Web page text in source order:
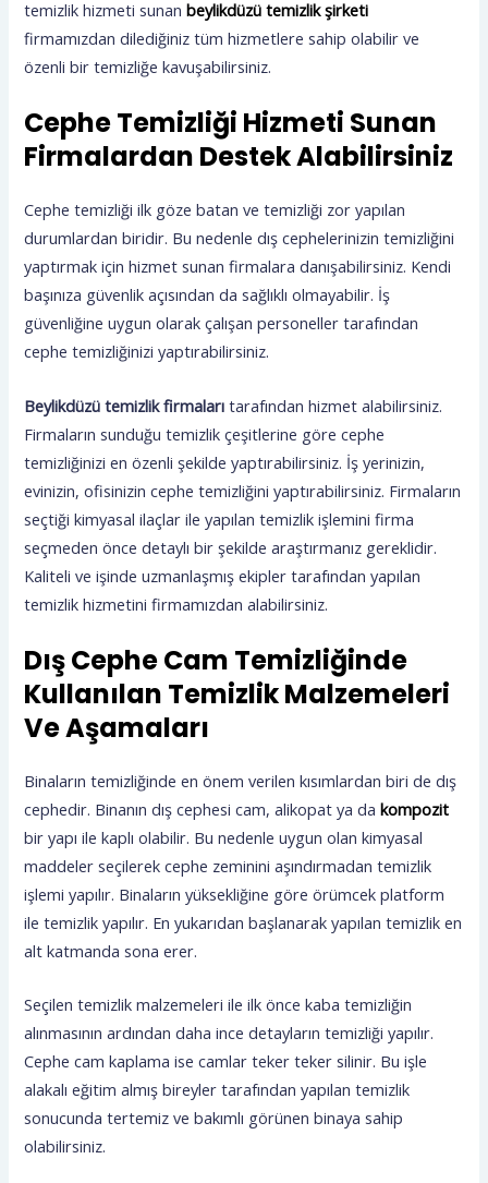
temizlik hizmeti sunanbeylikdüzü temizlik şirketi
firmamızdan dilediğiniz tüm hizmetlere sahip olabilir ve
özenli bir temizliğe kavuşabilirsiniz.
Cephe Temizliği Hizmeti Sunan
Firmalardan Destek Alabilirsiniz
Cephe temizliği ilk göze batan ve temizliği zor yapılan
durumlardan biridir. Bu nedenle dış cephelerinizin temizliğini
yaptırmak için hizmet sunan firmalara danışabilirsiniz. Kendi
başınıza güvenlik açısından da sağlıklı olmayabilir. İş
güvenliğine uygun olarak çalışan personeller tarafından
cephe temizliğinizi yaptırabilirsiniz.
Beylikdüzü temizlik firmaları tarafından hizmet alabilirsiniz.
Firmaların sunduğu temizlik çeşitlerine göre cephe
temizliğinizi en özenli şekilde yaptırabilirsiniz. İş yerinizin,
evinizin, ofisinizin cephe temizliğini yaptırabilirsiniz. Firmaların
seçtiği kimyasal ilaçlar ile yapılan temizlik işlemini firma
seçmeden önce detaylı bir şekilde araştırmanız gereklidir.
Kaliteli ve işinde uzmanlaşmış ekipler tarafından yapılan
temizlik hizmetini firmamızdan alabilirsiniz.
Dış Cephe Cam Temizliğinde
Kullanılan Temizlik Malzemeleri
Ve Aşamaları
Binaların temizliğinde en önem verilen kısımlardan biri de dış
cephedir. Binanın dış cephesi cam, alikopat ya dakompozit
bir yapı ile kaplı olabilir. Bu nedenle uygun olan kimyasal
maddeler seçilerek cephe zeminini aşındırmadan temizlik
işlemi yapılır. Binaların yüksekliğine göre örümcek platform
ile temizlik yapılır. En yukarıdan başlanarak yapılan temizlik en
alt katmanda sona erer.
Seçilen temizlik malzemeleri ile ilk önce kaba temizliğin
alınmasının ardından daha ince detayların temizliği yapılır.
Cephe cam kaplama ise camlar teker teker silinir. Bu işle
alakalı eğitim almış bireyler tarafından yapılan temizlik
sonucunda tertemiz ve bakımlı görünen binaya sahip
olabilirsiniz.